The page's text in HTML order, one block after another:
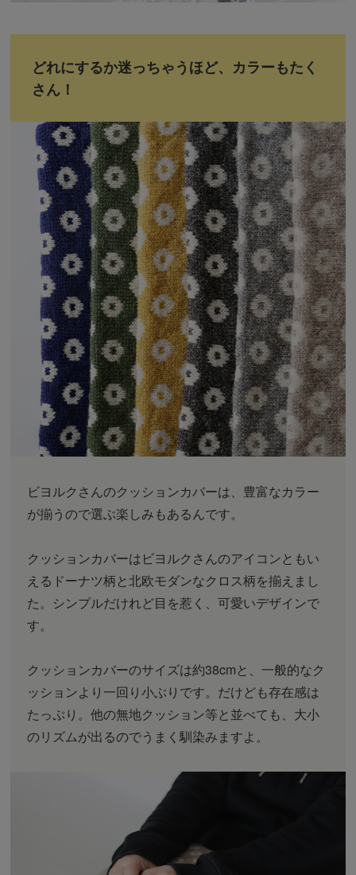
どれにするか迷っちゃうほど、カラーもたく
さん！
ビヨルクさんのクッションカバーは、豊富なカラー
が揃うので選ぶ楽しみもあるんです。
クッションカバーはビヨルクさんのアイコンともい
えるドーナツ柄と北欧モダンなクロス柄を揃えまし
た。シンプルだけれど目を惹く、可愛いデザインで
す。
クッションカバーのサイズは約38cmと、一般的なク
ッションより一回り小ぶりです。だけども存在感は
たっぷり。他の無地クッション等と並べても、大小
のリズムが出るのでうまく馴染みますよ。